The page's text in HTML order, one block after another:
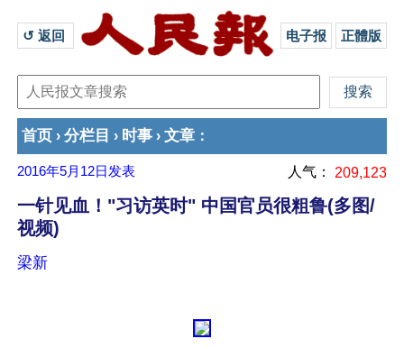
↺ 返回 电子报 正體版
首页 › 分栏目 › 时事 › 文章 ：
2016年5月12日 发表 人气： 209,123
一针见血！"习访英时" 中国官员很粗鲁(多图/
视频)
梁新